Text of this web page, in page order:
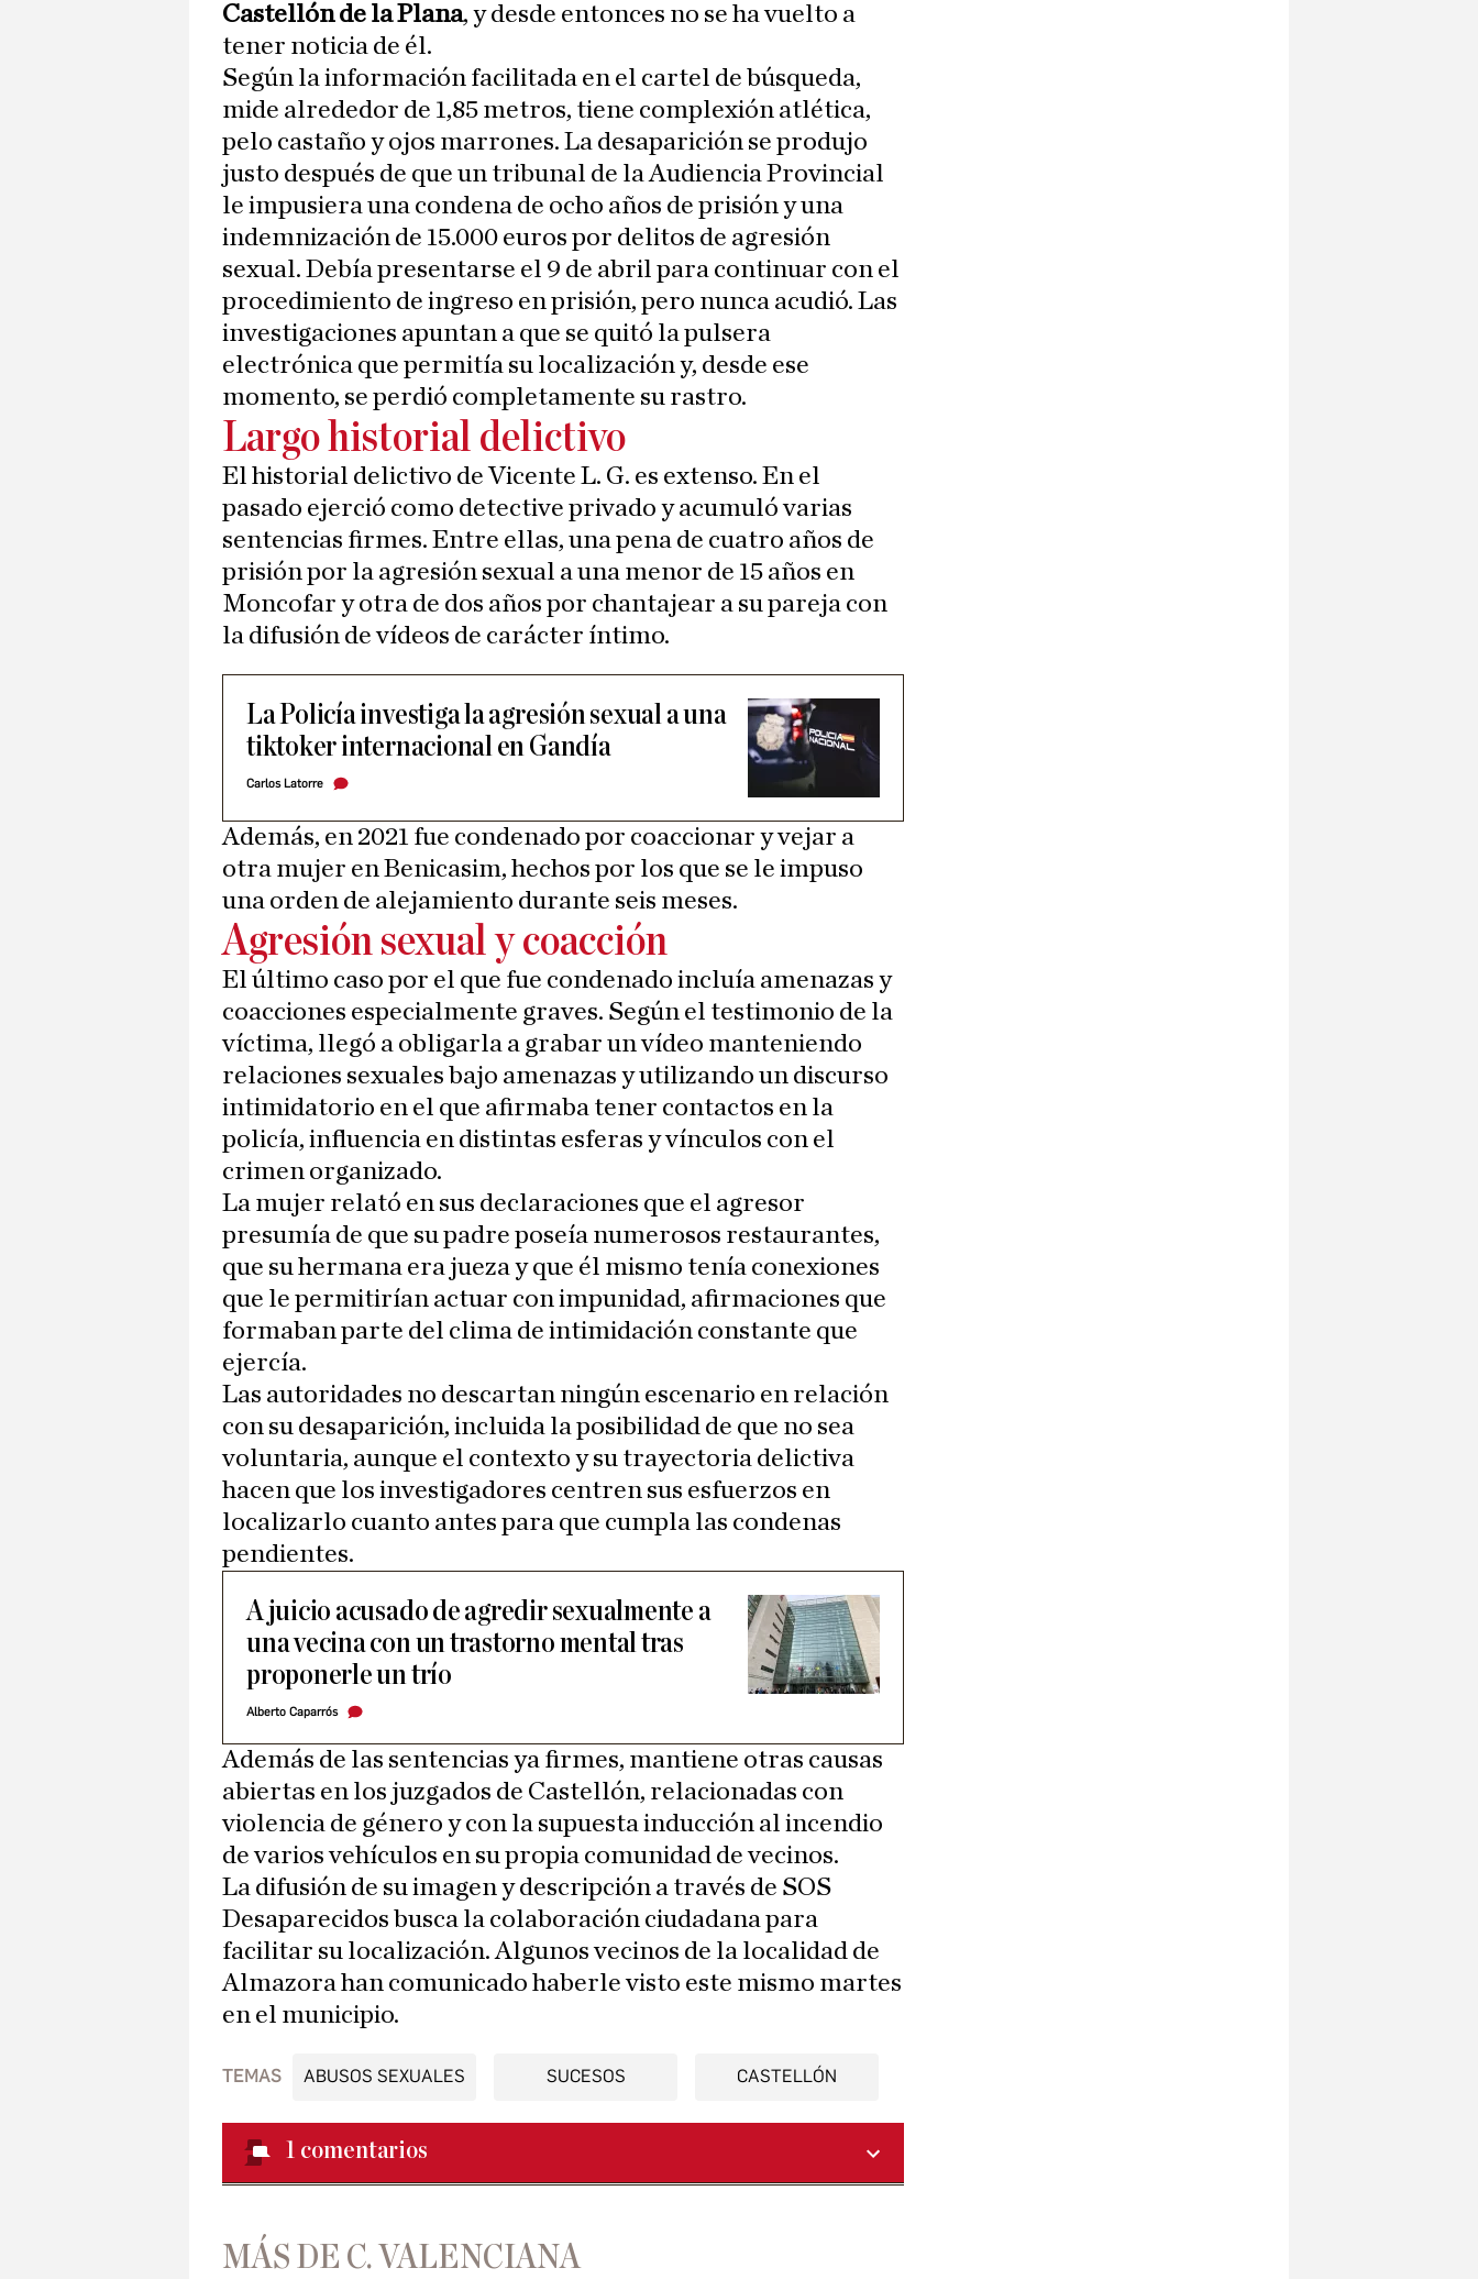
Castellón de la Plana, y desde entonces no se ha vuelto a
tener noticia de él.
Según la información facilitada en el cartel de búsqueda,
mide alrededor de 1,85 metros, tiene complexión atlética,
pelo castaño y ojos marrones. La desaparición se produjo
justo después de que un tribunal de la Audiencia Provincial
le impusiera una condena de ocho años de prisión y una
indemnización de 15.000 euros por delitos de agresión
sexual. Debía presentarse el 9 de abril para continuar con el
procedimiento de ingreso en prisión, pero nunca acudió. Las
investigaciones apuntan a que se quitó la pulsera
electrónica que permitía su localización y, desde ese
momento, se perdió completamente su rastro.
Largo historial delictivo
El historial delictivo de Vicente L. G. es extenso. En el
pasado ejerció como detective privado y acumuló varias
sentencias firmes. Entre ellas, una pena de cuatro años de
prisión por la agresión sexual a una menor de 15 años en
Moncofar y otra de dos años por chantajear a su pareja con
la difusión de vídeos de carácter íntimo.
La Policía investiga la agresión sexual a una
tiktoker internacional en Gandía
Carlos Latorre
Además, en 2021 fue condenado por coaccionar y vejar a
otra mujer en Benicasim, hechos por los que se le impuso
una orden de alejamiento durante seis meses.
Agresión sexual y coacción
El último caso por el que fue condenado incluía amenazas y
coacciones especialmente graves. Según el testimonio de la
víctima, llegó a obligarla a grabar un vídeo manteniendo
relaciones sexuales bajo amenazas y utilizando un discurso
intimidatorio en el que afirmaba tener contactos en la
policía, influencia en distintas esferas y vínculos con el
crimen organizado.
La mujer relató en sus declaraciones que el agresor
presumía de que su padre poseía numerosos restaurantes,
que su hermana era jueza y que él mismo tenía conexiones
que le permitirían actuar con impunidad, afirmaciones que
formaban parte del clima de intimidación constante que
ejercía.
Las autoridades no descartan ningún escenario en relación
con su desaparición, incluida la posibilidad de que no sea
voluntaria, aunque el contexto y su trayectoria delictiva
hacen que los investigadores centren sus esfuerzos en
localizarlo cuanto antes para que cumpla las condenas
pendientes.
A juicio acusado de agredir sexualmente a
una vecina con un trastorno mental tras
proponerle un trío
Alberto Caparrós
Además de las sentencias ya firmes, mantiene otras causas
abiertas en los juzgados de Castellón, relacionadas con
violencia de género y con la supuesta inducción al incendio
de varios vehículos en su propia comunidad de vecinos.
La difusión de su imagen y descripción a través de SOS
Desaparecidos busca la colaboración ciudadana para
facilitar su localización. Algunos vecinos de la localidad de
Almazora han comunicado haberle visto este mismo martes
en el municipio.
TEMAS ABUSOS SEXUALES SUCESOS CASTELLÓN
1 comentarios
MÁS DE C. VALENCIANA